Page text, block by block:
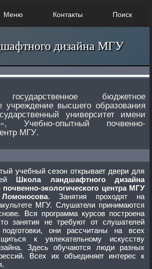
Меню Контакты Поиск
дизайна МГУ
бюджетное
учреждение высшего образования
университет имени
Учебно-опытный почвенно-
МГУ.
учебный сезон открывает двери для
Школа ландшафтного дизайна
экологического центра МГУ
. Занятия проходят на
МГУ. Слушатели принимаются
Вся программа курсов построена
не требуют от слушателей
подготовки, они рассчитаны на всех
люди разных
Всех их объединяет интерес к